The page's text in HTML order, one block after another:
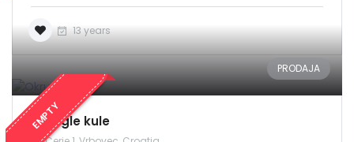
13 years
EMPTY
PRODAJA
Okrugle kule